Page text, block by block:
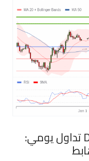
‏DOWJONES (US30) (CME) تداول يومي: